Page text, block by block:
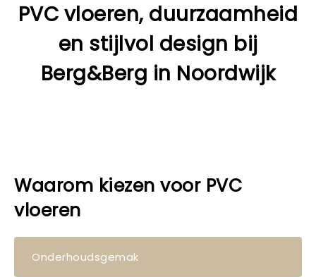
PVC vloeren, duurzaamheid
en stijlvol design bij
Berg&Berg in Noordwijk
Waarom kiezen voor PVC
vloeren
Onderhoudsgemak